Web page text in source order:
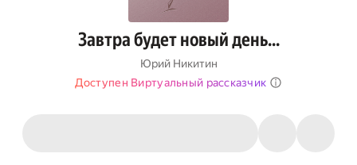
Завтра будет новый день…
Юрий Никитин
Доступен Виртуальный рассказчик